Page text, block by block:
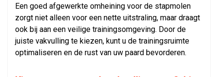
Een goed afgewerkte omheining voor de stapmolen
zorgt niet alleen voor een nette uitstraling, maar draagt
ook bij aan een veilige trainingsomgeving. Door de
juiste vakvulling te kiezen, kunt u de trainingsruimte
optimaliseren en de rust van uw paard bevorderen.